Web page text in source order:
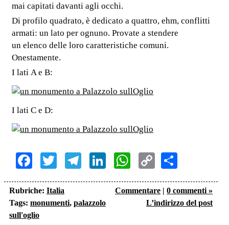
mai capitati davanti agli occhi.
Di profilo quadrato, è dedicato a quattro, ehm, conflitti
armati: un lato per ognuno. Provate a stendere
un elenco delle loro caratteristiche comuni.
Onestamente.
I lati A e B:
I lati C e D:
Facebook
TwitterTelegram
LinkedInWhatsApp
Copy
Link
Rubriche: Italia
Tags: monumenti, palazzolo
sull'oglio
Commentare | 0 commenti »
L’indirizzo del post